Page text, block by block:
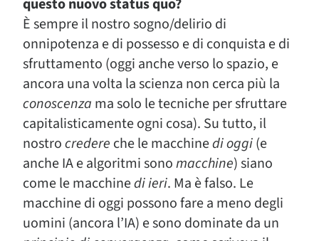
questo nuovo status quo?
È sempre il nostro sogno/delirio di
onnipotenza e di possesso e di conquista e di
sfruttamento (oggi anche verso lo spazio, e
ancora una volta la scienza non cerca più la
conoscenza ma solo le tecniche per sfruttare
capitalisticamente ogni cosa). Su tutto, il
nostrocredere che le macchinedi oggi(e
anche IA e algoritmi sonomacchine) siano
come le macchinedi ieri. Ma è falso. Le
macchine di oggi possono fare a meno degli
uomini (ancora l’IA) e sono dominate da un